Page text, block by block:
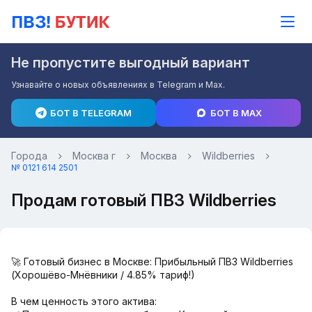
Не пропустите выгодный вариант
Узнавайте о новых объявлениях в Telegram и Max.
БОТ В TELEGRAM БОТ В MAX
Города Москва г Москва Wildberries
№ 0121 614 2501
Продам готовый ПВЗ Wildberries
🚀 Готовый бизнес в Москве: Прибыльный ПВЗ Wildberries
(Хорошёво-Мнёвники / 4.85% тариф!)
В чем ценность этого актива: